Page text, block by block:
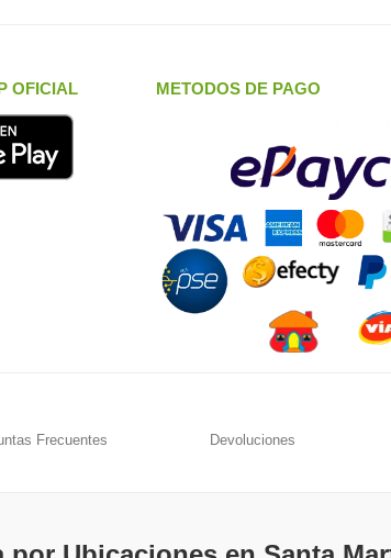
OFICIAL METODOS DE PAGO
Frecuentes Devoluciones